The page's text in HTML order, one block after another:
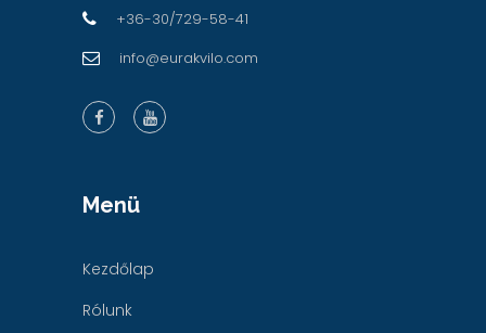
+36-30/729-58-41
info@eurakvilo.com
Menü
Kezdőlap
Rólunk